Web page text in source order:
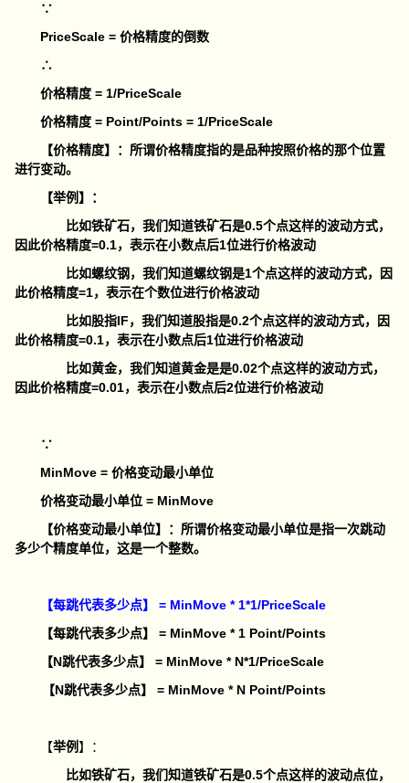
∵
PriceScale = 价格精度的倒数
∴
价格精度 = 1/PriceScale
价格精度 = Point/Points = 1/PriceScale
【价格精度】：所谓价格精度指的是品种按照价格的那个位置
进行变动。
【举例】：
比如铁矿石，我们知道铁矿石是0.5个点这样的波动方式，
因此价格精度=0.1，表示在小数点后1位进行价格波动
比如螺纹钢，我们知道螺纹钢是1个点这样的波动方式，因
此价格精度=1，表示在个数位进行价格波动
比如股指IF，我们知道股指是0.2个点这样的波动方式，因
此价格精度=0.1，表示在小数点后1位进行价格波动
比如黄金，我们知道黄金是是0.02个点这样的波动方式，
因此价格精度=0.01，表示在小数点后2位进行价格波动
∵
MinMove = 价格变动最小单位
价格变动最小单位 = MinMove
【价格变动最小单位】：所谓价格变动最小单位是指一次跳动
多少个精度单位，这是一个整数。
【每跳代表多少点】 = MinMove * 1*1/PriceScale
【每跳代表多少点】 = MinMove * 1 Point/Points
【N跳代表多少点】
= MinMove * N*1/PriceScale
【N跳代表多少点】
= MinMove * N Point/Points
【举例】：
比如铁矿石，我们知道铁矿石是0.5个点这样的波动点位，